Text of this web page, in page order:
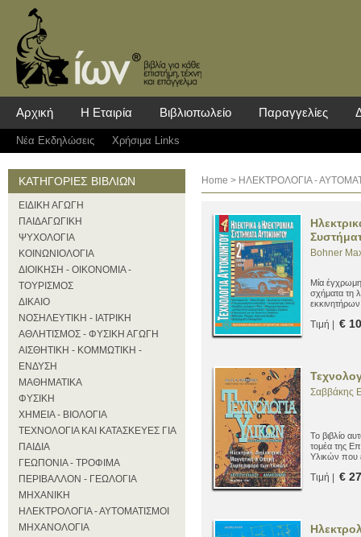
Αρχική Η Εταιρία Βιβλιοπωλείο Παραγγελίες
Νέα Eκδηλώσεις Χρήσιμα Links
ΚΑΤΗΓΟΡΙΕΣ ΒΙΒΛΙΩΝ
ΕΙΔΙΚΗ ΑΓΩΓΗ
ΠΑΙΔΑΓΩΓΙΚΗ
ΨΥΧΟΛΟΓΙΑ
ΚΟΙΝΩΝΙΟΛΟΓΙΑ
ΔΙΟΙΚΗΣΗ - ΟΙΚΟΝΟΜΙΑ -
ΤΟΥΡΙΣΜΟΣ
ΔΙΚΑΙΟ
ΝΟΣΗΛΕΥΤΙΚΗ - ΙΑΤΡΙΚΗ
ΑΘΛΗΤΙΣΜΟΣ - ΦΥΣΙΚΗ ΑΓΩΓΗ
ΑΙΣΘΗΤΙΚΗ - ΚΟΜΜΩΤΙΚΗ -
ΕΝΔΥΣΗ
ΜΑΘΗΜΑΤΙΚΑ
ΦΥΣΙΚΗ
ΧΗΜΕΙΑ - ΒΙΟΛΟΓΙΑ
ΤΕΧΝΟΛΟΓΙΑ ΚΑΙ ΚΑΤΑΣΚΕΥΕΣ ΓΙΑ
ΠΑΙΔΙΑ
ΓΕΩΠΟΝΙΑ - ΤΡΟΦΙΜΑ
ΠΕΡΙΒΑΛΛΟΝ - ΓΕΩΛΟΓΙΑ
ΜΗΧΑΝΙΚΗ
ΗΛΕΚΤΡΟΛΟΓΙΑ - ΑΥΤΟΜΑΤΙΣΜΟΙ
ΜΗΧΑΝΟΛΟΓΙΑ
Home > ΗΛΕΚΤΡΟΛΟΓΙΑ -
Bohner
Μία
σχήματα τη
Τιμή | €
Σαββάκης
Το βιβλίο
τομέα της
Υλικών που
φοιτητές
Τιμή | €